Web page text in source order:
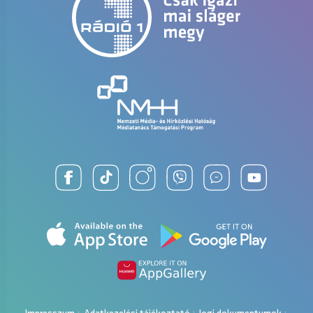
Cooky Weekend
Cooky 2026-07-12 17:59
Várunk mindenkit az Allianz Jégpályák
Éjszakáján!
Elstartolt a 2025-ös Rádió 1 DJ Szavazás